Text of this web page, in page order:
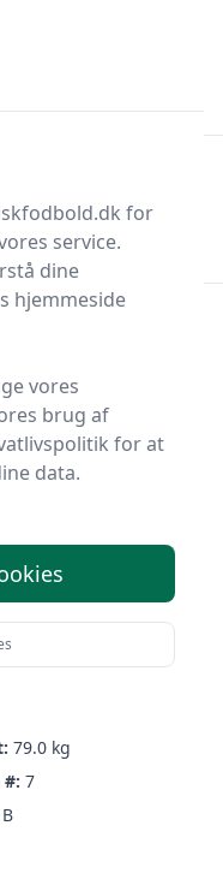
79.0 kg
#: 7
for
service.
dine
hjemmeside
vores
brug af
for at
data.